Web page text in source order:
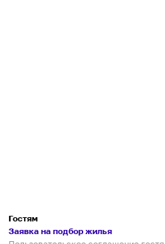
Гостям
Заявка на подбор жилья